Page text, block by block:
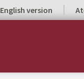
English version